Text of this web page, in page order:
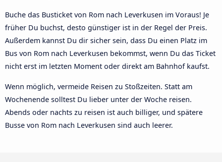
Buche das Busticket von Rom nach Leverkusen im Voraus! Je
früher Du buchst, desto günstiger ist in der Regel der Preis.
Außerdem kannst Du dir sicher sein, dass Du einen Platz im
Bus von Rom nach Leverkusen bekommst, wenn Du das Ticket
nicht erst im letzten Moment oder direkt am Bahnhof kaufst.
Wenn möglich, vermeide Reisen zu Stoßzeiten. Statt am
Wochenende solltest Du lieber unter der Woche reisen.
Abends oder nachts zu reisen ist auch billiger, und spätere
Busse von Rom nach Leverkusen sind auch leerer.